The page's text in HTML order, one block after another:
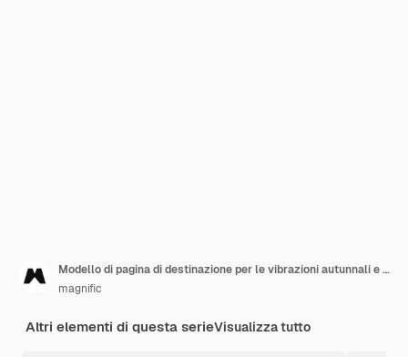
Modello di pagina di destinazione per le vibrazioni autunnali e la stagione
magnific
Altri elementi di questa serieVisualizza tutto